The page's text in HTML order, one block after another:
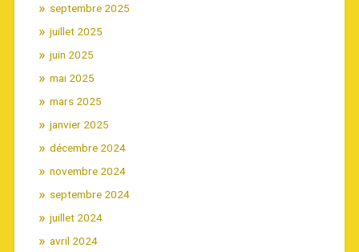
septembre 2025
juillet 2025
juin 2025
mai 2025
mars 2025
janvier 2025
décembre 2024
novembre 2024
septembre 2024
juillet 2024
avril 2024